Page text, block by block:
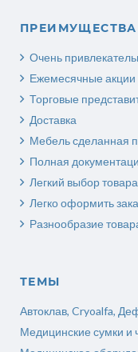
ПРЕИМУЩЕСТВА
Очень
Ежемесячные акции
Торговые
Доставка
Мебель сделанная
Полная
Легкий выбор товара
Легко оформить
Разнообразие
ТЕМЫ
Автоклав, Cryoalfa,
Медицинские сумки и